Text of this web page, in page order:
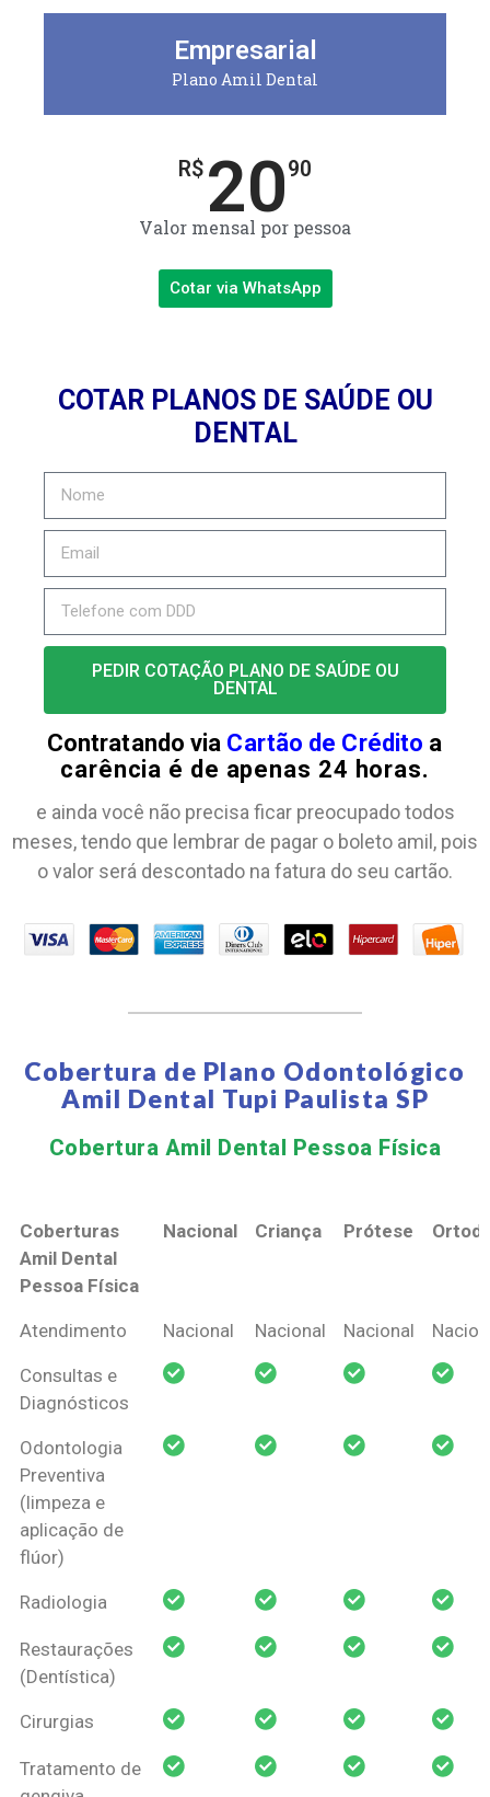
Empresarial
Plano Amil Dental
R$ 2090
Valor mensal por pessoa
Cotar via WhatsApp
COTAR PLANOS DE SAÚDE OU
DENTAL
PEDIR COTAÇÃO PLANO DE SAÚDE OU
DENTAL
Contratando via Cartão de Crédito a
carência é de apenas 24 horas.
e ainda você não precisa ficar preocupado todos
meses, tendo que lembrar de pagar o boleto amil, pois
o valor será descontado na fatura do seu cartão.
Cobertura de Plano Odontológico
Amil Dental Tupi Paulista SP
Cobertura Amil Dental Pessoa Física​
Coberturas
Amil Dental
Pessoa Física
Nacional Criança Prótese
Coberturas
Pessoa Física
Nacional Criança Prótese
Atendimento Nacional Nacional Nacional
Consultas e
Diagnósticos
Odontologia
Preventiva
(limpeza e
aplicação de
flúor)
Radiologia
Restaurações
(Dentística)
Cirurgias
Tratamento de